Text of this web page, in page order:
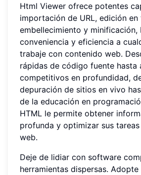
Html Viewer ofrece potentes
importación de URL, edición
embellecimiento y minificación,
conveniencia y eficiencia a
trabaje con contenido web.
rápidas de código fuente hasta
competitivos en profundidad,
depuración de sitios en vivo
de la educación en
HTML le permite obtener
profunda y optimizar sus
web.
Deje de lidiar con software
herramientas dispersas.